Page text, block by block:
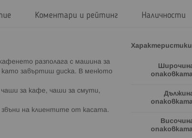
разполага с машина за
като завъртиш диска. В менюто
за кафе, чаши за смути,
на клиентите от касата.
Характеристики
Коментари и рейтинг Наличности